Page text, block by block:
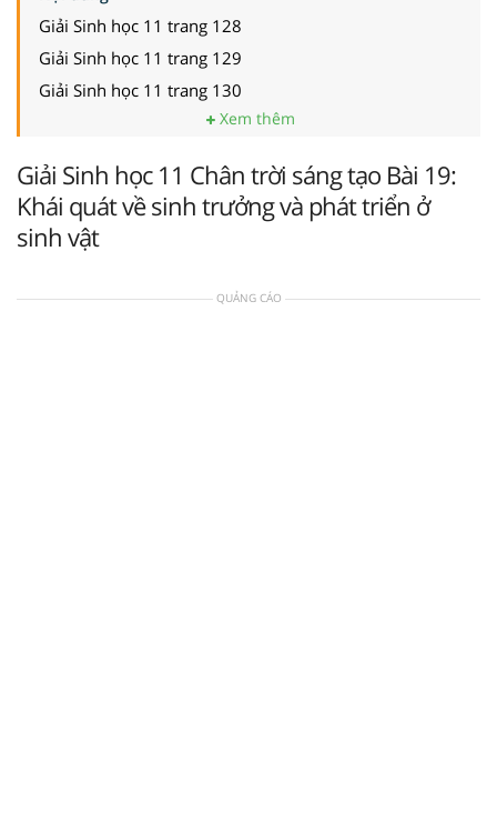
Giải Sinh học 11 trang 128
Giải Sinh học 11 trang 129
Giải Sinh học 11 trang 130
Xem thêm
Giải Sinh học 11 Chân trời sáng tạo Bài 19:
Khái quát về sinh trưởng và phát triển ở
sinh vật
QUẢNG CÁO